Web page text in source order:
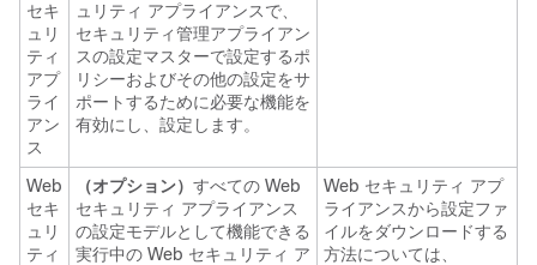
セキ
ュリ
ティ
アプ
ライ
アン
ス
ュリティ アプライアンスで、
セキュリティ管理アプライアン
スの設定マスターで設定するポ
リシーおよびその他の設定をサ
ポートするために必要な機能を
有効にし、設定します。
Web
セキ
ュリ
ティ
（オプション） すべての Web
セキュリティ アプライアンス
の設定モデルとして機能できる
実行中の Web セキュリティ ア
Web セキュリティ アプ
ライアンスから設定ファ
イルをダウンロードする
方法については、